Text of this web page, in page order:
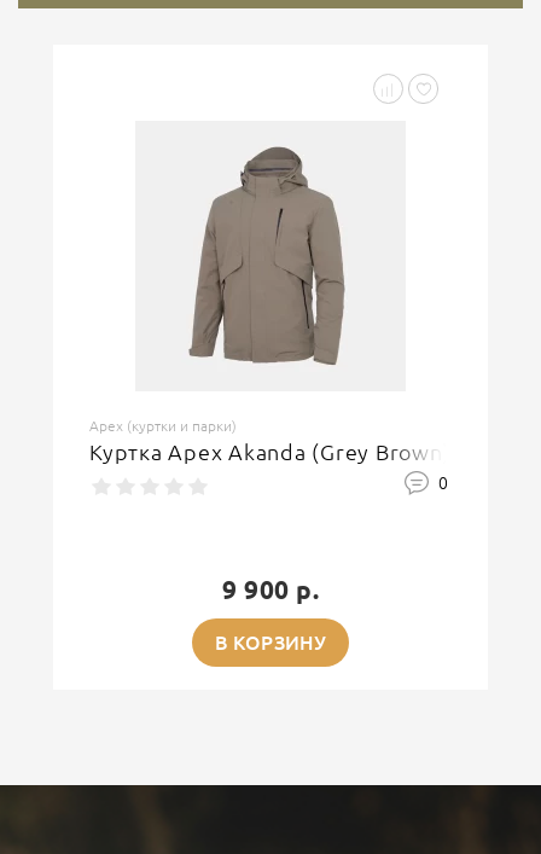
Apex (куртки и парки)
Куртка Apex Akanda (Grey Brown)
0
9 900 р.
В КОРЗИНУ